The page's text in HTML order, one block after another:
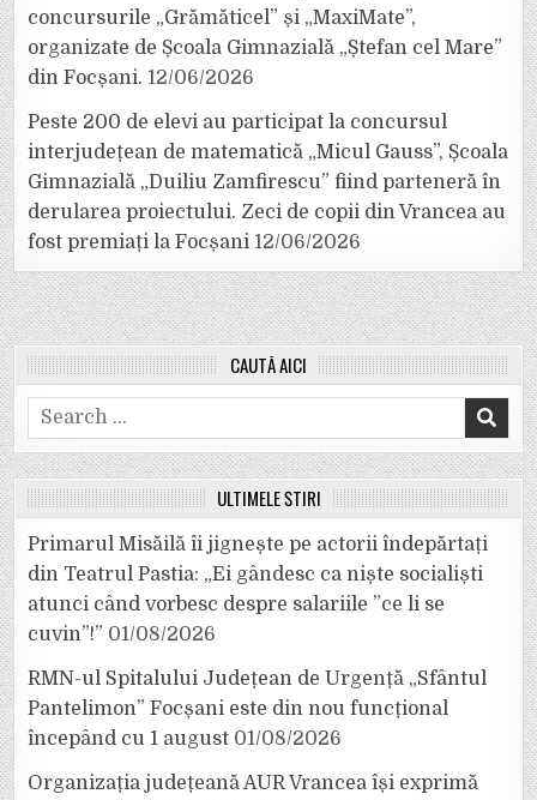
concursurile „Grămăticel” și „MaxiMate”,
organizate de Școala Gimnazială „Ștefan cel Mare”
din Focșani. 12/06/2026
Peste 200 de elevi au participat la concursul
interjudețean de matematică „Micul Gauss”, Școala
Gimnazială „Duiliu Zamfirescu” fiind parteneră în
derularea proiectului. Zeci de copii din Vrancea au
fost premiați la Focșani 12/06/2026
CAUTĂ AICI
Search
for:
ULTIMELE ȘTIRI
Primarul Misăilă îi jignește pe actorii îndepărtați
din Teatrul Pastia: „Ei gândesc ca niște socialiști
atunci când vorbesc despre salariile ”ce li se
cuvin”!” 01/08/2026
RMN-ul Spitalului Județean de Urgență „Sfântul
Pantelimon” Focșani este din nou funcțional
începând cu 1 august 01/08/2026
Organizația județeană AUR Vrancea își exprimă